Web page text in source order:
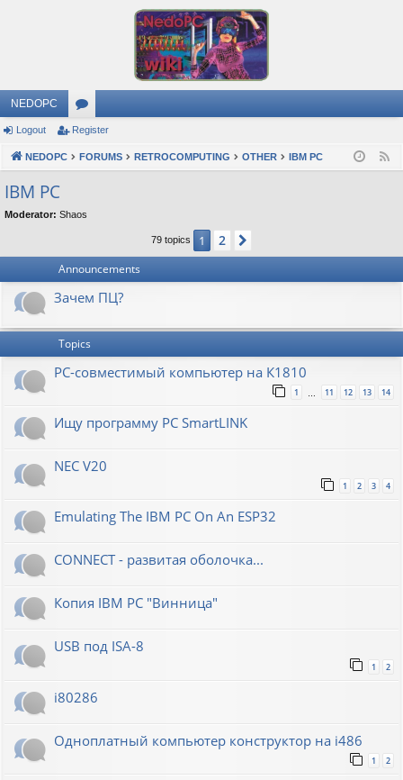
NEDOPC
or
u
s
Logout Register
NEDOPC FORUMS RETROCOMPUTING OTHER IBM PC
IBM PC
Moderator: Shaos
79 topics 1 2
Announcements
Зачем ПЦ?
Topics
PC-совместимый компьютер на К1810
1 … 11 12 13 14
Ищу программу PC SmartLINK
NEC V20
1 2 3 4
Emulating The IBM PC On An ESP32
CONNECT - развитая оболочка...
Копия IBM PC "Винница"
USB под ISA-8
1 2
i80286
Одноплатный компьютер конструктор на i486
1 2